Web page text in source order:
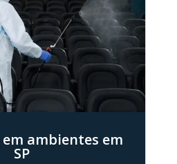
ambientes em
SP